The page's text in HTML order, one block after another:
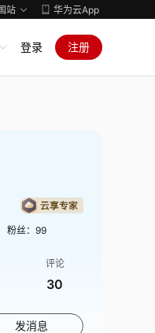
站 华为云App
登录 注册
粉丝： 99
评论
30
发消息